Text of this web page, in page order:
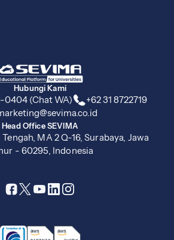
Hubungi Kami
0404 (Chat WA)
+62 31 8722719
Head Office SEVIMA
MA 2 Q-16, Surabaya, Jawa
- 60295, Indonesia